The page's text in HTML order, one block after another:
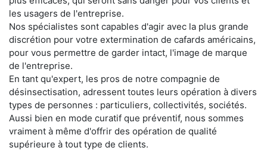
les usagers de l'entreprise.
Nos spécialistes sont capables d'agir avec la plus grande
discrétion pour votre extermination de cafards américains,
pour vous permettre de garder intact, l'image de marque
de l'entreprise.
En tant qu'expert, les pros de notre compagnie de
désinsectisation, adressent toutes leurs opération à divers
types de personnes : particuliers, collectivités, sociétés.
Aussi bien en mode curatif que préventif, nous sommes
vraiment à même d'offrir des opération de qualité
supérieure à tout type de clients.